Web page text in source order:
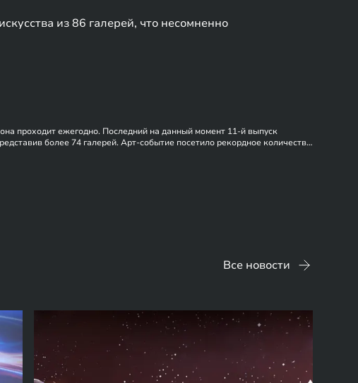
из 86 галерей, что несомненно
проходит ежегодно. Последний на данный момент 11-й выпуск
более 74 галерей. Арт-событие посетило рекордное количество
Все новости